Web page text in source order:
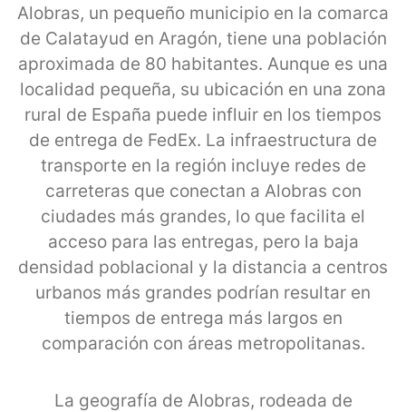
Alobras, un pequeño municipio en la comarca
de Calatayud en Aragón, tiene una población
aproximada de 80 habitantes. Aunque es una
localidad pequeña, su ubicación en una zona
rural de España puede influir en los tiempos
de entrega de FedEx. La infraestructura de
transporte en la región incluye redes de
carreteras que conectan a Alobras con
ciudades más grandes, lo que facilita el
acceso para las entregas, pero la baja
densidad poblacional y la distancia a centros
urbanos más grandes podrían resultar en
tiempos de entrega más largos en
comparación con áreas metropolitanas.
La geografía de Alobras, rodeada de